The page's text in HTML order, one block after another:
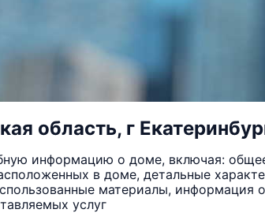
область, г
информацию о доме, включая:
в доме, детальные
материалы, информация
услуг